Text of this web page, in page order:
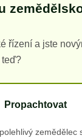
řízení a jste
teď?
Propachtovat
zemědělec